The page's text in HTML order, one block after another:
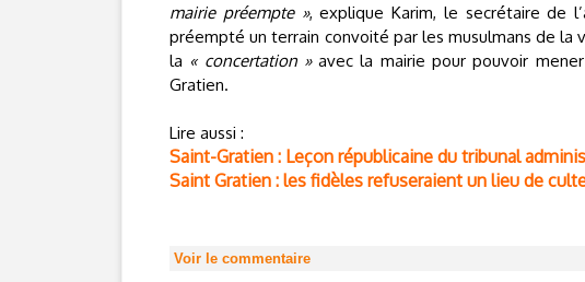
mairie préempte », explique Karim, le secrétaire de
préempté un terrain convoité par les musulmans de la
la « concertation »avec la mairie pour pouvoir
Gratien.
Lire aussi :
Saint-Gratien : Leçon républicaine du tribunal
Saint Gratien : les fidèles refuseraient un lieu de
Voir le commentaire